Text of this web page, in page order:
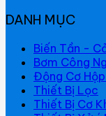
DANH MỤC
Biến Tần -
Bơm Công
Động Cơ
Thiết Bị Lọc
Thiết Bị Cơ